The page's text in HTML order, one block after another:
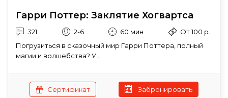
Гарри Поттер: Заклятие Хогвартса
321 2-6 60 мин
От 100 р.
Погрузиться в сказочный мир Гарри Поттера, полный
магии и волшебства? У...
Сертификат Забронировать